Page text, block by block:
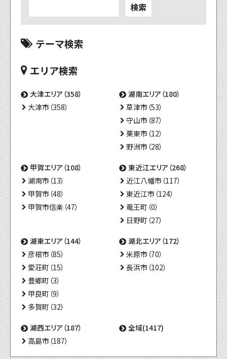
検索
テーマ検索
エリア検索
大津エリア（358）
大津市（358）
湖南エリア（180）
草津市（53）
守山市（87）
栗東市（12）
野洲市（28）
甲賀エリア（108）
湖南市（13）
甲賀市（48）
甲賀市信楽（47）
東近江エリア（268）
近江八幡市（117）
東近江市（124）
竜王町（0）
日野町（27）
湖東エリア（144）
彦根市（85）
愛荘町（15）
豊郷町（3）
甲良町（9）
多賀町（32）
湖北エリア（172）
米原市（70）
長浜市（102）
湖西エリア（187）
高島市（187）
全域(1417)